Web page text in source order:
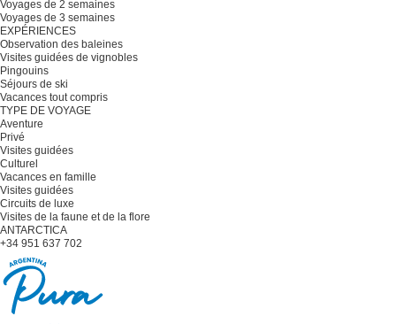
Voyages de 2 semaines
Voyages de 3 semaines
EXPÉRIENCES
Observation des baleines
Visites guidées de vignobles
Pingouins
Séjours de ski
Vacances tout compris
TYPE DE VOYAGE
Aventure
Privé
Visites guidées
Culturel
Vacances en famille
Visites guidées
Circuits de luxe
Visites de la faune et de la flore
ANTARCTICA
+34 951 637 702